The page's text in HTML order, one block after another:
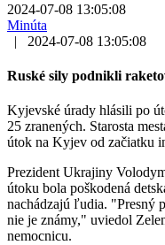
2024-07-08 13:05:08
Minúta
|
2024-07-08 13:05:08
Ruské sily podnikli
Kyjevské úrady hlásili po
25 zranených. Starosta
útok na Kyjev od
Prezident Ukrajiny
útoku bola poškodená
nachádzajú ľudia. "Presný
nie je známy," uviedol
nemocnicu.